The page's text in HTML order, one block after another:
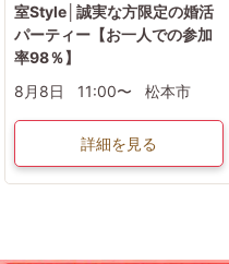
室Style│誠実な方限定の婚活
パーティー【お一人での参加
率98％】
8月8日
11:00〜 松本市
詳細を見る